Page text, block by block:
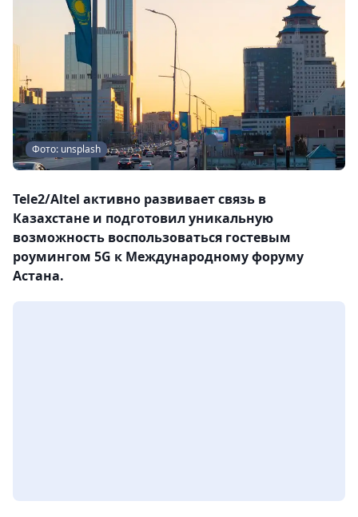
Фото: unsplash
Tele2/Altel активно развивает связь в
Казахстане и подготовил уникальную
возможность воспользоваться гостевым
роумингом 5G к Международному форуму
Астана.